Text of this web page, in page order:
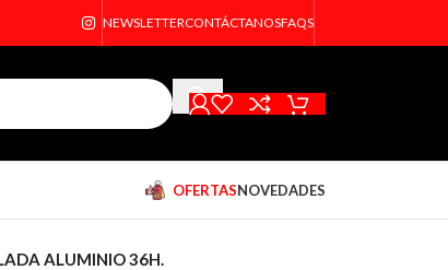
NEWSLETTERCONTÁCTANOSFAQS
OFERTASNOVEDADES
ALUMINIO 36H.